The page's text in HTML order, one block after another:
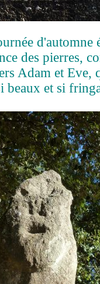
d'automne
des pierres,
Adam et Eve,
beaux et si